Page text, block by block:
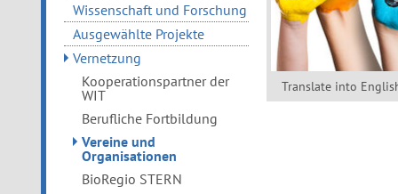
Wissenschaft und Forschung
Ausgewählte Projekte
Vernetzung
Kooperationspartner der
WIT
Berufliche Fortbildung
Vereine und
Organisationen
BioRegio STERN
Translate into